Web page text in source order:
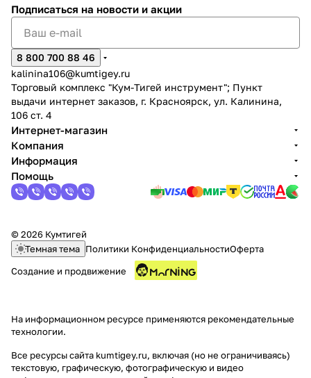
Подписаться на новости и акции
8 800 700 88 46
kalinina106@kumtigey.ru
Торговый комплекс "Кум-Тигей инструмент"; Пункт
выдачи интернет заказов, г. Красноярск, ул. Калинина,
106 ст. 4
Интернет-магазин
Компания
Информация
Помощь
© 2026 Кумтигей
Темная тема Политики КонфиденциальностиОферта
Создание и продвижение
На информационном ресурсе применяются рекомендательные
технологии.
Все ресурсы сайта kumtigey.ru, включая (но не ограничиваясь)
текстовую, графическую, фотографическую и видео